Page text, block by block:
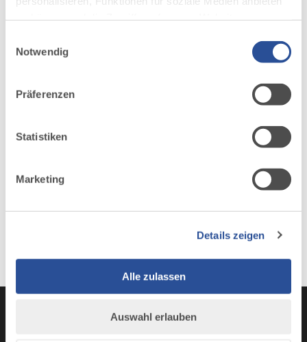
deiner Verwendung unserer Website an unsere Partner
möglicherweise mit weiteren Daten zusammen, die du
Nutzung der Dienste gesammelt haben.
Notwendig
Präferenzen
Statistiken
Marketing
Details zeigen
Alle zulassen
Auswahl erlauben